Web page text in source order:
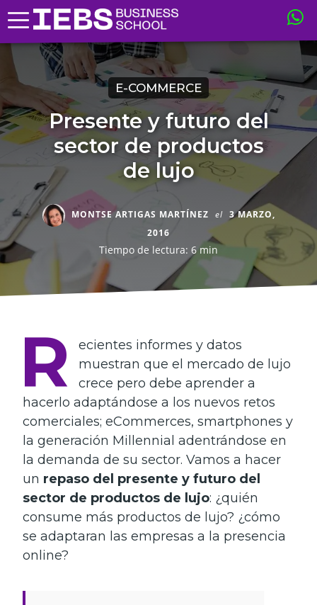
E-COMMERCE
Presente y futuro del
sector de productos
de lujo
MONTSE ARTIGAS MARTÍNEZ el 3 MARZO,
2016
Tiempo de lectura: 6 min
R
ecientes informes y datos
muestran que el mercado de lujo
crece pero debe aprender a
hacerlo adaptándose a los nuevos retos
comerciales; eCommerces, smartphones y
la generación Millennial adentrándose en
la demanda de su sector. Vamos a hacer
un repaso del presente y futuro del
sector de productos de lujo: ¿quién
consume más productos de lujo? ¿cómo
se adaptaran las empresas a la presencia
online?